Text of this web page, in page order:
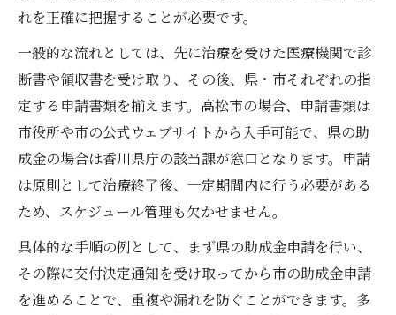
れを正確に把握することが必要です。
一般的な流れとしては、先に治療を受けた医療機関で診
断書や領収書を受け取り、その後、県・市それぞれの指
定する申請書類を揃えます。高松市の場合、申請書類は
市役所や市の公式ウェブサイトから入手可能で、県の助
成金の場合は香川県庁の該当課が窓口となります。申請
は原則として治療終了後、一定期間内に行う必要がある
ため、スケジュール管理も欠かせません。
具体的な手順の例として、まず県の助成金申請を行い、
その際に交付決定通知を受け取ってから市の助成金申請
を進めることで、重複や漏れを防ぐことができます。多